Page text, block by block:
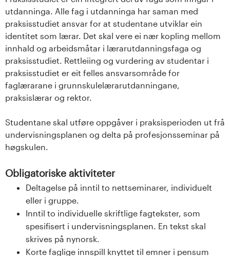
utdanninga. Alle fag i utdanninga har saman med
praksisstudiet ansvar for at studentane utviklar ein
identitet som lærar. Det skal vere ei nær kopling mellom
innhald og arbeidsmåtar i lærarutdanningsfaga og
praksisstudiet. Rettleiing og vurdering av studentar i
praksisstudiet er eit felles ansvarsområde for
faglærarane i grunnskulelærarutdanningane,
praksislærar og rektor.
Studentane skal utføre oppgåver i praksisperioden ut frå
undervisningsplanen og delta på profesjonsseminar på
høgskulen.
Obligatoriske aktiviteter
Deltagelse på inntil to nettseminarer, individuelt
eller i gruppe.
Inntil to individuelle skriftlige fagtekster, som
spesifisert i undervisningsplanen. En tekst skal
skrives på nynorsk.
Korte faglige innspill knyttet til emner i pensum